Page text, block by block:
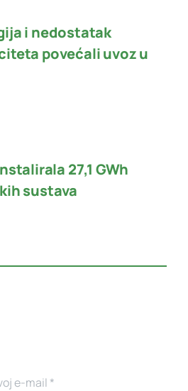
i nedostatak
povećali uvoz u
27,1 GWh
sustava